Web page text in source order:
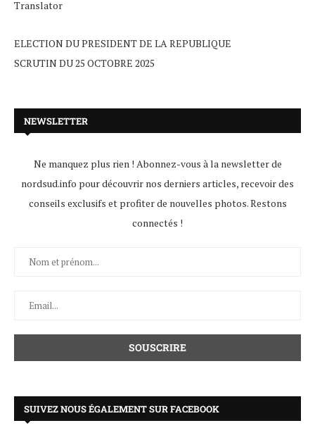
Translator
ELECTION DU PRESIDENT DE LA REPUBLIQUE
SCRUTIN DU 25 OCTOBRE 2025
NEWSLETTER
Ne manquez plus rien ! Abonnez-vous à la newsletter de
nordsud.info pour découvrir nos derniers articles, recevoir des
conseils exclusifs et profiter de nouvelles photos. Restons
connectés !
SUIVEZ NOUS ÉGALEMENT SUR FACEBOOK